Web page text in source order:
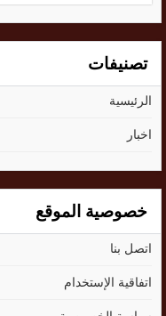
تصنيفات
الرئيسية
اخبار
خصوصية الموقع
اتصل بنا
اتفاقية الإستخدام